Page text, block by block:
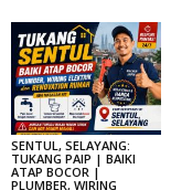
SENTUL, SELAYANG:
TUKANG PAIP | BAIKI
ATAP BOCOR |
PLUMBER, WIRING